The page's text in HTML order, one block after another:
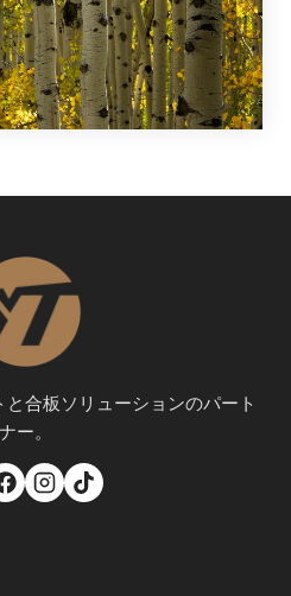
合板ソリューションのパート
ナー。